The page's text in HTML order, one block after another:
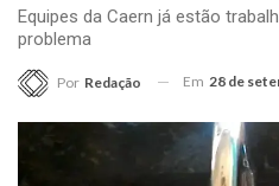
Equipes da Caern já estão
problema
Por Redação Em 28 de